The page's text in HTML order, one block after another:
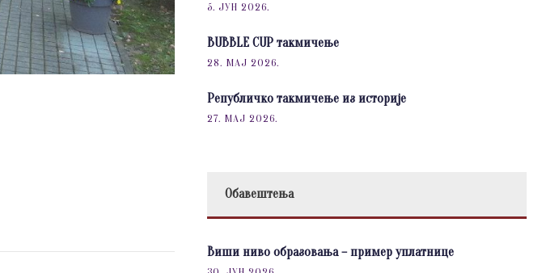
5. ЈУН 2026.
BUBBLE CUP такмичење
28. МАЈ 2026.
Републичко такмичење из историје
27. МАЈ 2026.
Обавештења
Виши ниво образовања – пример уплатнице